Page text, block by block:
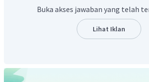
valuable(kekerasan fisik terhadap
membuatnya menjadi kurang
Buka akses jawaban yang telah
Lihat Iklan